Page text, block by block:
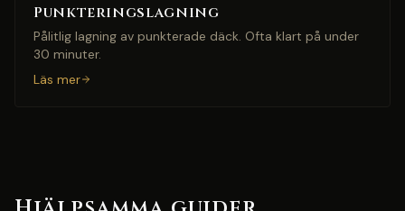
Punkteringslagning
Pålitlig lagning av punkterade däck. Ofta klart på under
30 minuter.
Läs mer